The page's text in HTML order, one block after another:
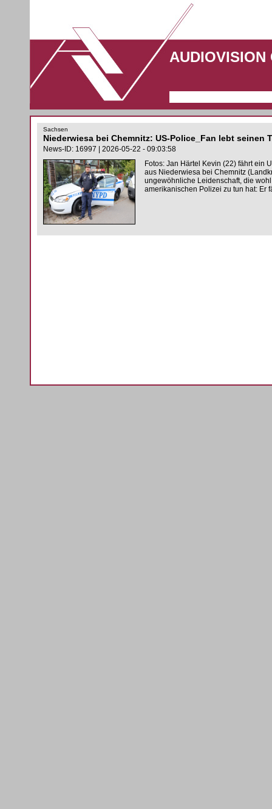
AUDIOVISION
Sachsen
Niederwiesa bei Chemnitz: US-Police_Fan lebt seinen
News-ID: 16997 | 2026-05-22 - 09:03:58
Fotos: Jan Härtel Kevin (22) fährt ein
aus Niederwiesa bei Chemnitz
ungewöhnliche Leidenschaft, die
amerikanischen Polizei zu tun hat: Er